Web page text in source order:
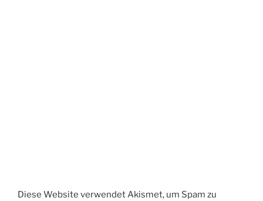
Diese Website verwendet Akismet, um Spam zu